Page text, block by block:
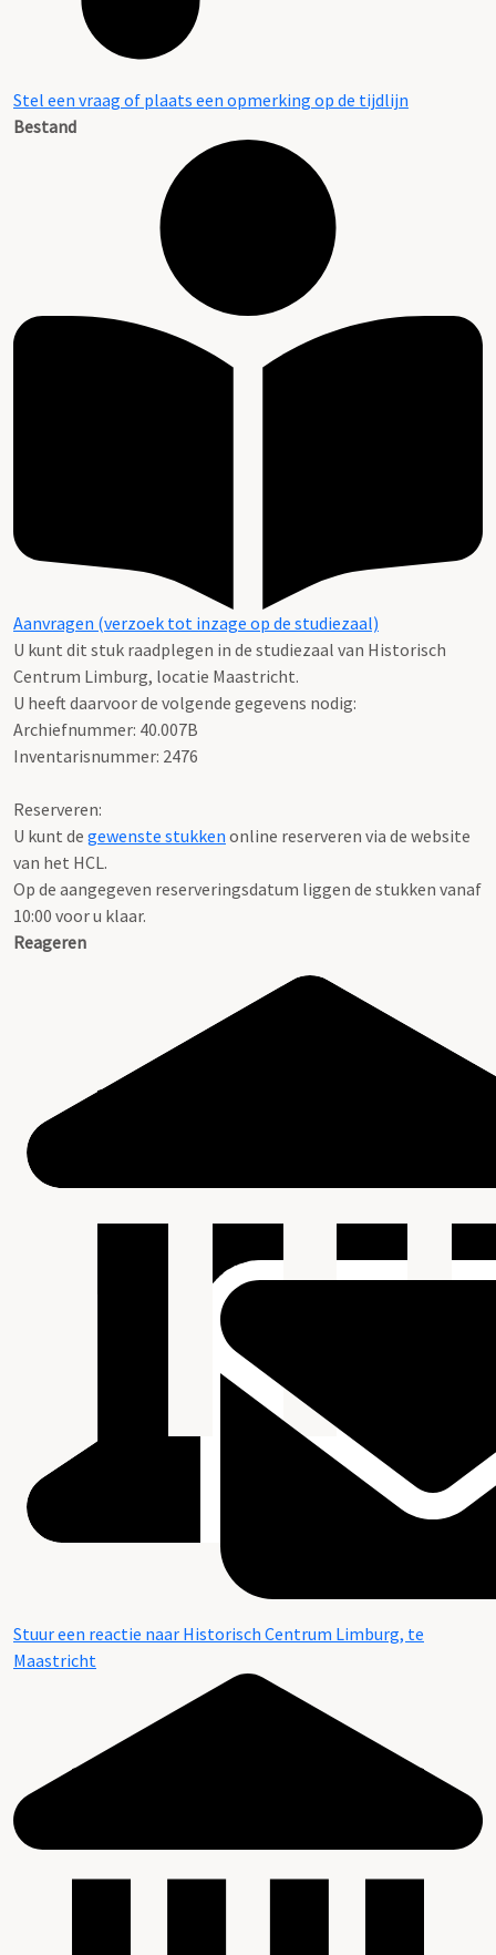
Stel een vraag of plaats een opmerking op de tijdlijn
Bestand
Aanvragen (verzoek tot inzage op de studiezaal)
U kunt dit stuk raadplegen in de studiezaal van Historisch
Centrum Limburg, locatie Maastricht.
U heeft daarvoor de volgende gegevens nodig:
Archiefnummer: 40.007B
Inventarisnummer: 2476
Reserveren:
U kunt de gewenste stukken online reserveren via de website
van het HCL.
Op de aangegeven reserveringsdatum liggen de stukken vanaf
10:00 voor u klaar.
Reageren
Stuur een reactie naar Historisch Centrum Limburg, te
Maastricht